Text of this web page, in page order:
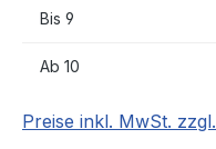
Bis 9
Ab 10
Preise inkl. MwSt.